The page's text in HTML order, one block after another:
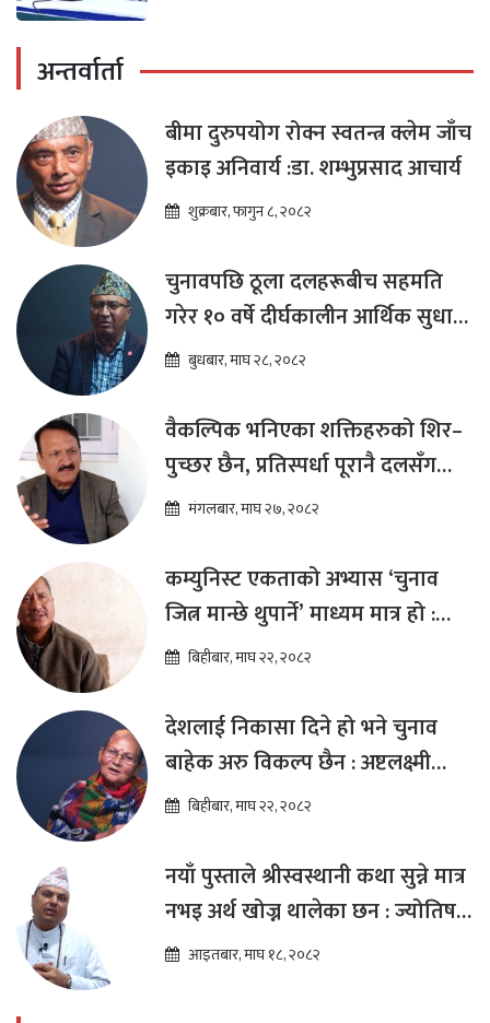
अन्तर्वार्ता
बीमा दुरुपयोग रोक्न स्वतन्त्र क्लेम जाँच
इकाइ अनिवार्य :डा. शम्भुप्रसाद आचार्य
शुक्रबार, फागुन ८, २०८२
चुनावपछि ठूला दलहरूबीच सहमति
गरेर १० वर्षे दीर्घकालीन आर्थिक सुधार
कार्यक्रम ल्याउनुपर्छ : हेमराज ढकाल
बुधबार, माघ २८, २०८२
वैकल्पिक भनिएका शक्तिहरुको शिर–
पुच्छर छैन, प्रतिस्पर्धा पूरानै दलसँग
हुन्छ : डा.प्रकाश शरण महत
मंगलबार, माघ २७, २०८२
कम्युनिस्ट एकताको अभ्यास ‘चुनाव
जित्न मान्छे थुपार्ने’ माध्यम मात्र हो :
विप्लव
बिहीबार, माघ २२, २०८२
देशलाई निकासा दिने हो भने चुनाव
बाहेक अरु विकल्प छैन : अष्टलक्ष्मी
शाक्यबिहीबार, माघ २२, २०८२
नयाँ पुस्ताले श्रीस्वस्थानी कथा सुन्ने मात्र
नभइ अर्थ खोज्न थालेका छन : ज्योतिष
तारा लोचन न्यौपाने
आइतबार, माघ १८, २०८२